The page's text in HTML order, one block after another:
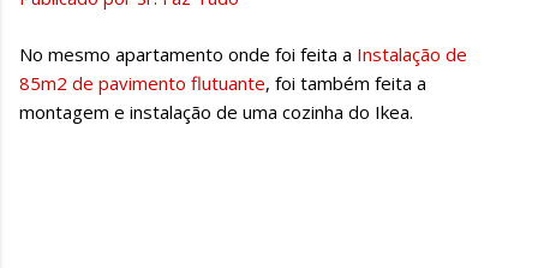
No mesmo apartamento onde foi feita a Instalação de
85m2 de pavimento flutuante, foi também feita a
montagem e instalação de uma cozinha do Ikea.